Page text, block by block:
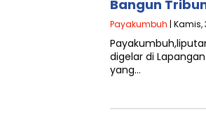
Bangun
Payakumbuh | Kamis,
digelar di
yang…